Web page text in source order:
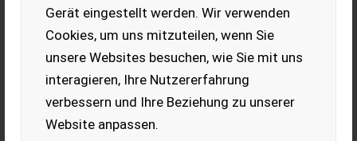
Gerät eingestellt werden. Wir verwenden
Cookies, um uns mitzuteilen, wenn Sie
unsere Websites besuchen, wie Sie mit uns
interagieren, Ihre Nutzererfahrung
verbessern und Ihre Beziehung zu unserer
Website anpassen.
Finanzierungsbetrag*